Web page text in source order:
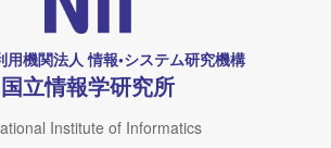
用機関法人 情報•システム研究機構
国立情報学研究所
Institute of Informatics